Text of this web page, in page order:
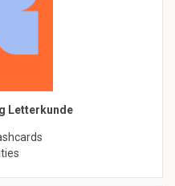
Letterkunde